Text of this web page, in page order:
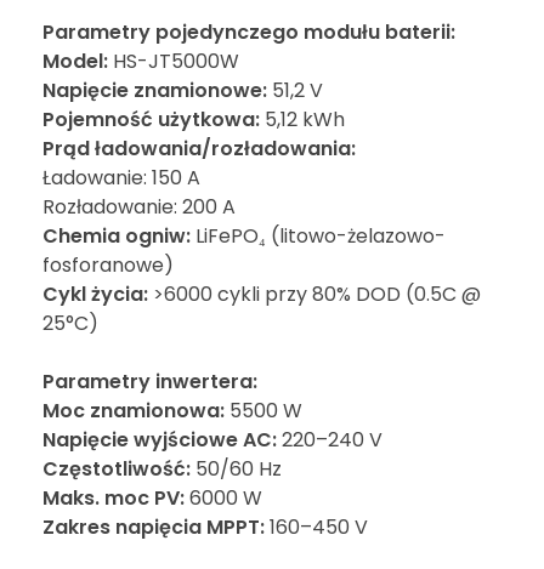
Parametry pojedynczego modułu baterii:
Model: HS-JT5000W
Napięcie znamionowe: 51,2 V
Pojemność użytkowa: 5,12 kWh
Prąd ładowania/rozładowania:
Ładowanie: 150 A
Rozładowanie: 200 A
Chemia ogniw: LiFePO₄ (litowo-żelazowo-
fosforanowe)
Cykl życia: >6000 cykli przy 80% DOD (0.5C @
25°C)
Parametry inwertera:
Moc znamionowa: 5500 W
Napięcie wyjściowe AC:220–240 V
Częstotliwość: 50/60 Hz
Maks. moc PV:6000 W
Zakres napięcia MPPT:160–450 V